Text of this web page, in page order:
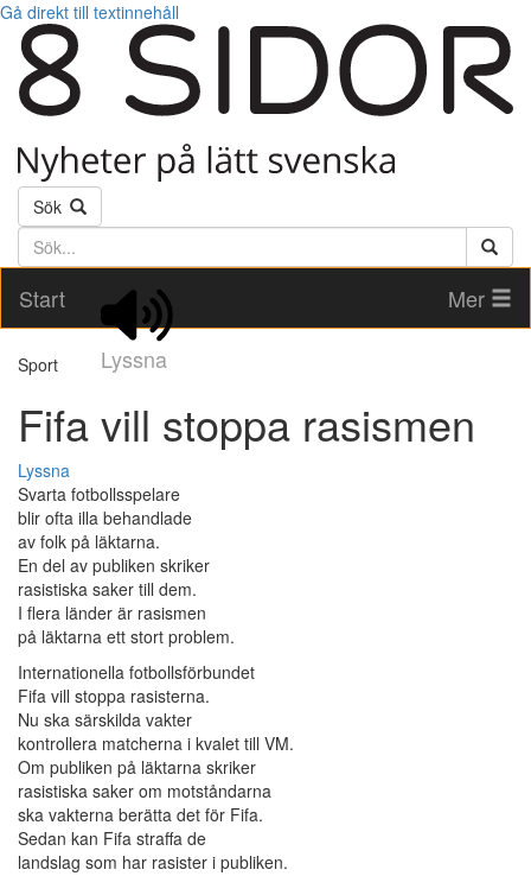
Gå direkt till textinnehåll
Sök
Söktext
Start
Lyssna
Mer
Sport
Fifa vill stoppa rasismen
Lyssna
Svarta fotbollsspelare
blir ofta illa behandlade
av folk på läktarna.
En del av publiken skriker
rasistiska saker till dem.
I flera länder är rasismen
på läktarna ett stort problem.
Internationella fotbollsförbundet
Fifa vill stoppa rasisterna.
Nu ska särskilda vakter
kontrollera matcherna i kvalet till VM.
Om publiken på läktarna skriker
rasistiska saker om motståndarna
ska vakterna berätta det för Fifa.
Sedan kan Fifa straffa de
landslag som har rasister i publiken.